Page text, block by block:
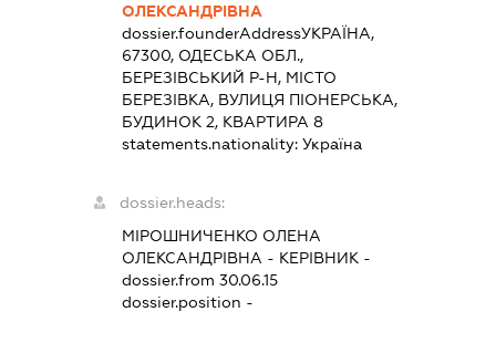
ОЛЕКСАНДРІВНА
dossier.founderAddressУКРАЇНА,
67300, ОДЕСЬКА ОБЛ.,
БЕРЕЗІВСЬКИЙ Р-Н, МІСТО
БЕРЕЗІВКА, ВУЛИЦЯ ПІОНЕРСЬКА,
БУДИНОК 2, КВАРТИРА 8
statements.nationality: Україна
dossier.heads:
МІРОШНИЧЕНКО ОЛЕНА
ОЛЕКСАНДРІВНА - КЕРІВНИК -
dossier.from 30.06.15
dossier.position -